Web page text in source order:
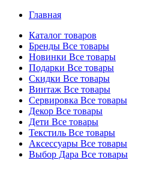
Главная
Каталог товаров
Бренды Все товары
Новинки Все товары
Подарки Все товары
Скидки Все товары
Винтаж Все товары
Сервировка Все товары
Декор Все товары
Дети Все товары
Текстиль Все товары
Аксессуары Все товары
Выбор Дара Все товары